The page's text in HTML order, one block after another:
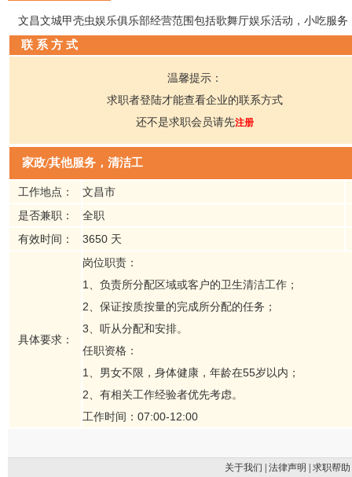
文昌文城甲壳虫娱乐俱乐部经营范围包括歌舞厅娱乐活动，小吃服
联 系 方 式
温馨提示：
求职者登陆才能查看企业的联系方式
还不是求职会员请先注册
家政/其他服务，清洁工
工作地点：
文昌市
是否兼职：
全职
有效时间：
3650 天
具体要求：
岗位职责：
1、负责所分配区域或客户的卫生清洁工作；
2、保证按质按量的完成所分配的任务；
3、听从分配和安排。
任职资格：
1、男女不限，身体健康，年龄在55岁以内；
2、有相关工作经验者优先考虑。
工作时间：07:00-12:00
关于我们 法律声明 求职帮助